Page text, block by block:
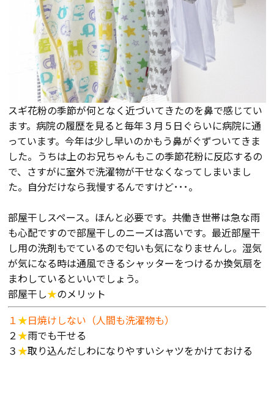
分譲モデルハウス
おすすめ分譲地
手間ひまかけた家づくり
KATSUMIの標準仕様 和暮-なごみ-
素材とデザイン
耐震性能+制震性能
断熱・気密性能と快適性
長期優良住宅
ZEH
ラインナップ
スギ花粉の季節が何となく近づいてきたのを鼻で感じてい
ます。病院の履歴を見ると毎年３月５日ぐらいに病院に通
っています。今年は少し早いのかもう鼻がぐずついてきま
した。うちは上のお兄ちゃんもこの季節花粉に反応するの
で、さすがに室外で洗濯物が干せなくなってしまいまし
た。自分だけなら我慢するんですけど･･･。
部屋干しスペース。ほんと必要です。共働き世帯は急な雨
も心配ですので部屋干しのニーズは高いです。最近部屋干
し用の洗剤もでているので匂いも気になりませんし。湿気
が気になる時は通風できるシャッターをつけるか換気扇を
まわしているといいでしょう。
部屋干し★のメリット
１ ★日焼けしない（人間も洗濯物も）
２ ★雨でも干せる
３ ★取り込んだしわになりやすいシャツをかけておける